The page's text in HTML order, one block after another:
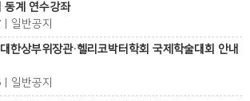
동계 연수강좌
일반공지
한상부위장관·헬리코박터학회 국제학술대회 안내
일반공지